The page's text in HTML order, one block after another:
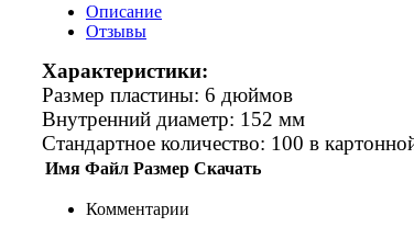
Описание
Отзывы
Характеристики:
Размер пластины: 6 дюймов
Внутренний диаметр: 152 мм
Стандартное количество: 100 в
Имя Файл Размер Скачать
Комментарии